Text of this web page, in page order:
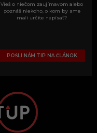
Vieš o niečom zaujímavom alebo
poznáš niekoho, o kom by sme
mali určite napísať?
POŠLI NÁM TIP NA ČLÁNOK